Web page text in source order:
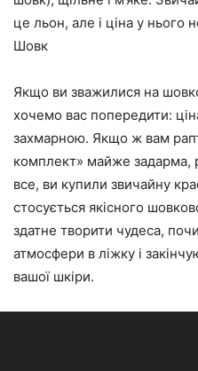
це льон, але і ціна у нього
Шовк
Якщо ви зважилися на
хочемо вас попередити:
захмарною. Якщо ж вам
комплект» майже задарма,
все, ви купили звичайну
стосується якісного
здатне творити чудеса,
атмосфери в ліжку і
вашої шкіри.